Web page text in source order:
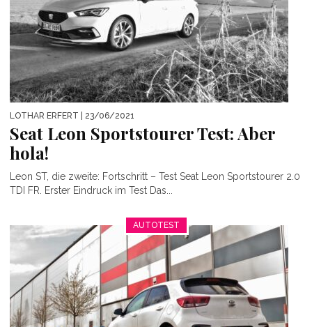
LOTHAR ERFERT | 23/06/2021
Seat Leon Sportstourer Test: Aber
hola!
Leon ST, die zweite: Fortschritt – Test Seat Leon Sportstourer 2.0
TDI FR. Erster Eindruck im Test Das...
AUTOTEST